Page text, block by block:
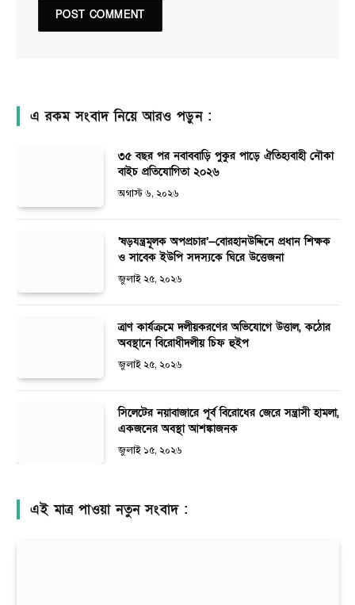
এ রকম সংবাদ নিয়ে আরও পড়ুন :
৩৫ বছর পর নবাববাড়ি পুকুর পাড়ে ঐতিহ্যবাহী নৌকা
বাইচ প্রতিযোগিতা ২০২৬
অগাস্ট ৬, ২০২৬
‘ষড়যন্ত্রমূলক অপপ্রচার’—বোরহানউদ্দিনে প্রধান শিক্ষক
ও সাবেক ইউপি সদস্যকে ঘিরে উত্তেজনা
জুলাই ২৫, ২০২৬
ত্রাণ কার্যক্রমে দলীয়করণের অভিযোগে উত্তাল, কঠোর
অবস্থানে বিরোধীদলীয় চিফ হুইপ
জুলাই ২৫, ২০২৬
সিলেটের নয়াবাজারে পূর্ব বিরোধের জেরে সন্ত্রাসী হামলা,
একজনের অবস্থা আশঙ্কাজনক
জুলাই ১৫, ২০২৬
এই মাত্র পাওয়া নতুন সংবাদ :